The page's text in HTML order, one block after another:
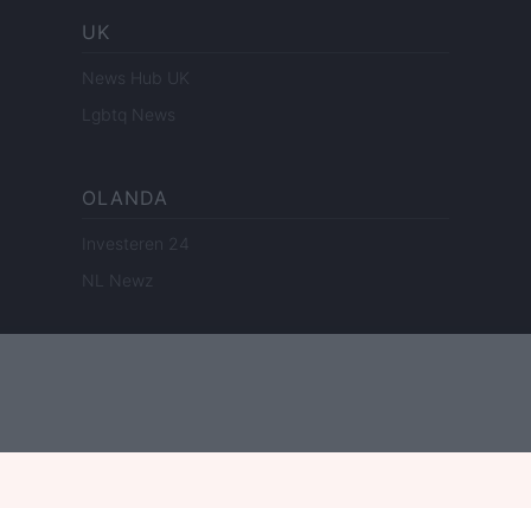
UK
News Hub UK
Lgbtq News
OLANDA
Investeren 24
NL Newz